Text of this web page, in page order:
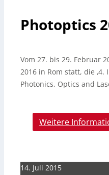
Photoptics
Vom 27. bis 29. Februar
2016 in Rom statt, die
Photonics, Optics and
Weitere
14. Juli 2015